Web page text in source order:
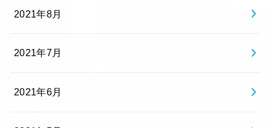
2021年8月
2021年7月
2021年6月